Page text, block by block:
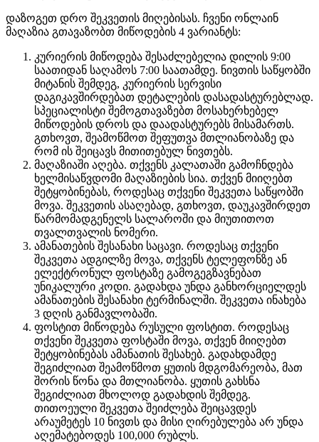
დაზოგეთ დრო შეკვეთის მიღებისას. ჩვენი ონლაინ
მაღაზია გთავაზობთ მიწოდების 4 ვარიანტს:
კურიერის მიწოდება შესაძლებელია დილის 9:00
საათიდან საღამოს 7:00 საათამდე. ნივთის საწყობში
მიტანის შემდეგ, კურიერის სერვისი
დაგიკავშირდებათ დეტალების დასადასტურებლად.
სპეციალისტი შემოგთავაზებთ მოსახერხებელ
მიწოდების დროს და დაადასტურებს მისამართს.
გთხოვთ, შეამოწმოთ შეფუთვა მთლიანობაზე და
რომ ის შეიცავს მითითებულ ნივთებს.
მაღაზიაში აღება. თქვენს კალათაში გამოჩნდება
ხელმისაწვდომი მაღაზიების სია. თქვენ მიიღებთ
შეტყობინებას, როდესაც თქვენი შეკვეთა საწყობში
მოვა. შეკვეთის ასაღებად, გთხოვთ, დაუკავშირდეთ
წარმომადგენელს სალაროში და მიუთითოთ
თვალთვალის ნომერი.
ამანათების შესანახი საცავი. როდესაც თქვენი
შეკვეთა ადგილზე მოვა, თქვენს ტელეფონზე ან
ელექტრონულ ფოსტაზე გამოგეგზავნებათ
უნიკალური კოდი. გადახდა უნდა განხორციელდეს
ამანათების შესანახი ტერმინალში. შეკვეთა ინახება
3 დღის განმავლობაში.
ფოსტით მიწოდება რუსული ფოსტით. როდესაც
თქვენი შეკვეთა ფოსტაში მოვა, თქვენ მიიღებთ
შეტყობინებას ამანათის შესახებ. გადახდამდე
შეგიძლიათ შეამოწმოთ ყუთის მდგომარეობა, მათ
შორის წონა და მთლიანობა. ყუთის გახსნა
შეგიძლიათ მხოლოდ გადახდის შემდეგ.
თითოეული შეკვეთა შეიძლება შეიცავდეს
არაუმეტეს 10 ნივთს და მისი ღირებულება არ უნდა
აღემატებოდეს 100,000 რუბლს.